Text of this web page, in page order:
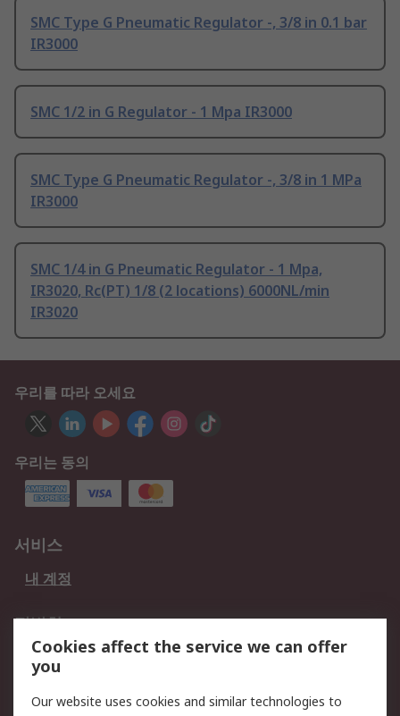
SMC Type G Pneumatic Regulator -, 3/8 in 0.1 bar
IR3000
SMC 1/2 in G Regulator - 1 Mpa IR3000
SMC Type G Pneumatic Regulator -, 3/8 in 1 MPa
IR3000
SMC 1/4 in G Pneumatic Regulator - 1 Mpa,
IR3020, Rc(PT) 1/8 (2 locations) 6000NL/min
IR3020
우리를 따라 오세요
우리는 동의
서비스
내 계정
적법한
개인 정보 보호 정책
데이터 보호
웹사이트 사용 약관
Cookies affect the service we can offer
you
Our website uses cookies and similar technologies to